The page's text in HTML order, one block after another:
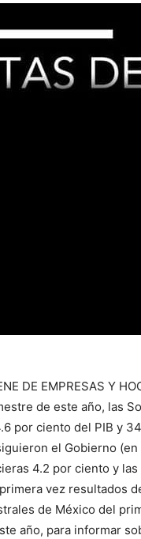
DE EMPRESAS Y
de este año, las
por ciento del PIB y
el Gobierno
4.2 por ciento y
vez resultados
de México del
año, para informar